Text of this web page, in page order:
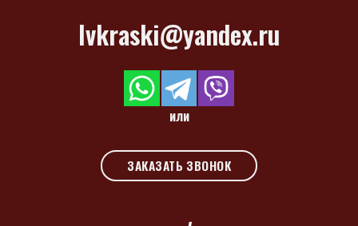
lvkraski@yandex.ru
или
ЗАКАЗАТЬ ЗВОНОК